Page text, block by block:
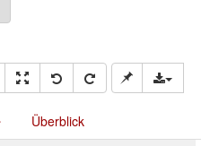
Überblick